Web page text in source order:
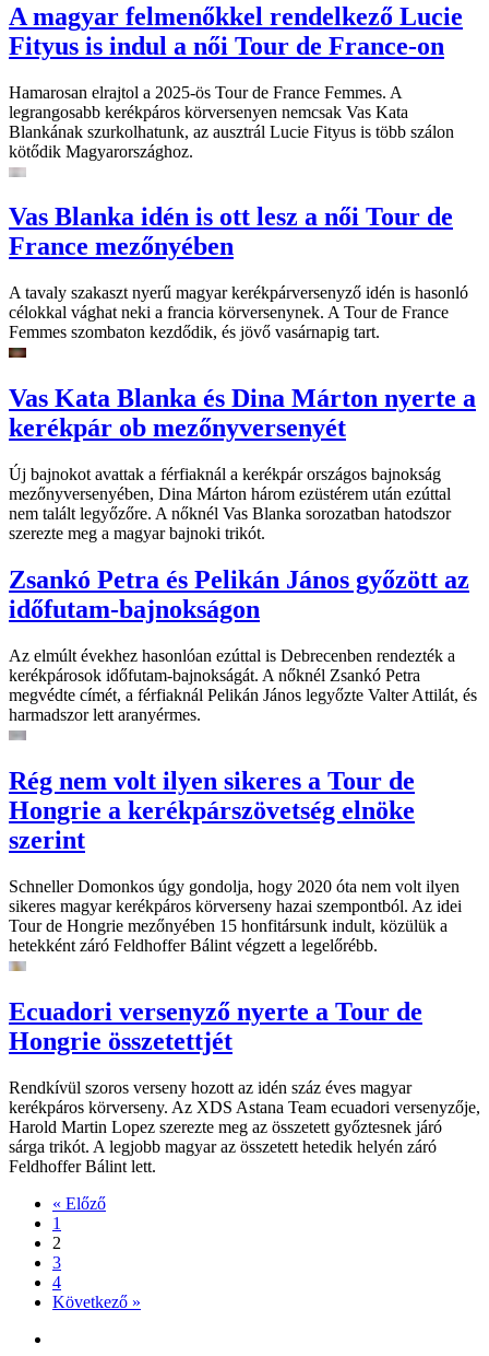
A magyar felmenőkkel rendelkező Lucie
Fityus is indul a női Tour de France-on
Hamarosan elrajtol a 2025-ös Tour de France Femmes. A
legrangosabb kerékpáros körversenyen nemcsak Vas Kata
Blankának szurkolhatunk, az ausztrál Lucie Fityus is több szálon
kötődik Magyarországhoz.
Vas Blanka idén is ott lesz a női Tour de
France mezőnyében
A tavaly szakaszt nyerű magyar kerékpárversenyző idén is hasonló
célokkal vághat neki a francia körversenynek. A Tour de France
Femmes szombaton kezdődik, és jövő vasárnapig tart.
Vas Kata Blanka és Dina Márton nyerte a
kerékpár ob mezőnyversenyét
Új bajnokot avattak a férfiaknál a kerékpár országos bajnokság
mezőnyversenyében, Dina Márton három ezüstérem után ezúttal
nem talált legyőzőre. A nőknél Vas Blanka sorozatban hatodszor
szerezte meg a magyar bajnoki trikót.
Zsankó Petra és Pelikán János győzött az
időfutam-bajnokságon
Az elmúlt évekhez hasonlóan ezúttal is Debrecenben rendezték a
kerékpárosok időfutam-bajnokságát. A nőknél Zsankó Petra
megvédte címét, a férfiaknál Pelikán János legyőzte Valter Attilát, és
harmadszor lett aranyérmes.
Rég nem volt ilyen sikeres a Tour de
Hongrie a kerékpárszövetség elnöke
szerint
Schneller Domonkos úgy gondolja, hogy 2020 óta nem volt ilyen
sikeres magyar kerékpáros körverseny hazai szempontból. Az idei
Tour de Hongrie mezőnyében 15 honfitársunk indult, közülük a
hetekként záró Feldhoffer Bálint végzett a legelőrébb.
Ecuadori versenyző nyerte a Tour de
Hongrie összetettjét
Rendkívül szoros verseny hozott az idén száz éves magyar
kerékpáros körverseny. Az XDS Astana Team ecuadori versenyzője,
Harold Martin Lopez szerezte meg az összetett győztesnek járó
sárga trikót. A legjobb magyar az összetett hetedik helyén záró
Feldhoffer Bálint lett.
« Előző
1
2
3
4
Következő »